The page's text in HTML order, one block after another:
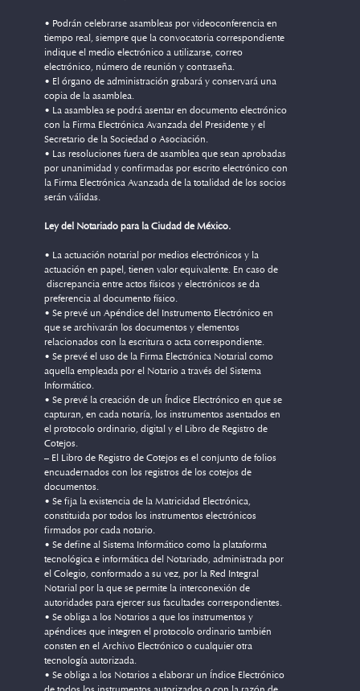
• Podrán celebrarse asambleas por videoconferencia en
tiempo real, siempre que la convocatoria correspondiente
indique el medio electrónico a utilizarse, correo
electrónico, número de reunión y contraseña.
• El órgano de administración grabará y conservará una
copia de la asamblea.
• La asamblea se podrá asentar en documento electrónico
con la Firma Electrónica Avanzada del Presidente y el
Secretario de la Sociedad o Asociación.
• Las resoluciones fuera de asamblea que sean aprobadas
por unanimidad y confirmadas por escrito electrónico con
la Firma Electrónica Avanzada de la totalidad de los socios
serán válidas.
Ley del Notariado para la Ciudad de México.
• La actuación notarial por medios electrónicos y la
actuación en papel, tienen valor equivalente. En caso de
discrepancia entre actos físicos y electrónicos se da
preferencia al documento físico.
• Se prevé un Apéndice del Instrumento Electrónico en
que se archivarán los documentos y elementos
relacionados con la escritura o acta correspondiente.
• Se prevé el uso de la Firma Electrónica Notarial como
aquella empleada por el Notario a través del Sistema
Informático.
• Se prevé la creación de un Índice Electrónico en que se
capturan, en cada notaría, los instrumentos asentados en
el protocolo ordinario, digital y el Libro de Registro de
Cotejos.
– El Libro de Registro de Cotejos es el conjunto de folios
encuadernados con los registros de los cotejos de
documentos.
• Se fija la existencia de la Matricidad Electrónica,
constituida por todos los instrumentos electrónicos
firmados por cada notario.
• Se define al Sistema Informático como la plataforma
tecnológica e informática del Notariado, administrada por
el Colegio, conformado a su vez, por la Red Integral
Notarial por la que se permite la interconexión de
autoridades para ejercer sus facultades correspondientes.
• Se obliga a los Notarios a que los instrumentos y
apéndices que integren el protocolo ordinario también
consten en el Archivo Electrónico o cualquier otra
tecnología autorizada.
• Se obliga a los Notarios a elaborar un Índice Electrónico